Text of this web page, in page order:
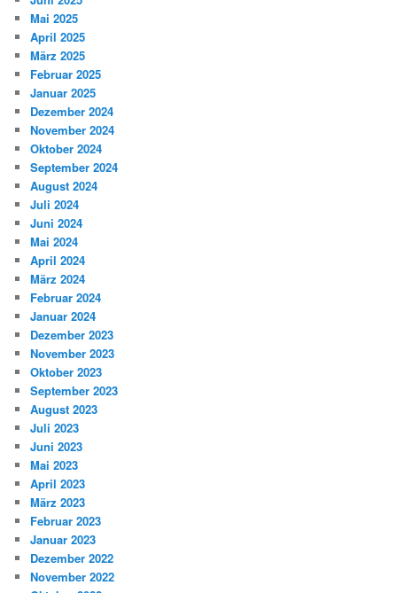
Mai 2025
April 2025
März 2025
Februar 2025
Januar 2025
Dezember 2024
November 2024
Oktober 2024
September 2024
August 2024
Juli 2024
Juni 2024
Mai 2024
April 2024
März 2024
Februar 2024
Januar 2024
Dezember 2023
November 2023
Oktober 2023
September 2023
August 2023
Juli 2023
Juni 2023
Mai 2023
April 2023
März 2023
Februar 2023
Januar 2023
Dezember 2022
November 2022